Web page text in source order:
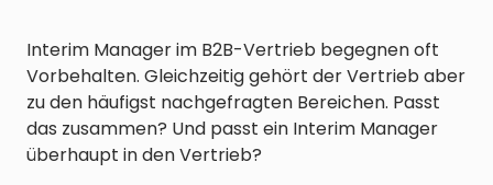
Interim Manager im B2B-Vertrieb begegnen oft
Vorbehalten. Gleichzeitig gehört der Vertrieb aber
zu den häufigst nachgefragten Bereichen. Passt
das zusammen? Und passt ein Interim Manager
überhaupt in den Vertrieb?